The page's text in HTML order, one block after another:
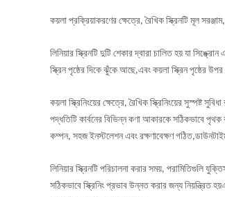
কয়লা প্রক্রিয়াকরণের ক্ষেত্রে, রৈখিক স্ক্রিনটি মূল
লিনিয়ার স্ক্রিনটি দুটি শেকার দ্বারা চালিত হয় যা
স্ক্রিন পৃষ্ঠের দিকে ঝুঁকে আছে,এবং কয়লা স্ক্রিন পৃষ্ঠের
কয়লা স্ক্রিনিংয়ের ক্ষেত্রে, রৈখিক স্ক্রিনিংয়ের সুস্পষ্ট
পদ্ধতিটি কার্বনের বিভিন্ন কণা আকারকে সঠিকভাবে
কম্পন, সহজ ইনস্টলেশন এবং রক্ষণাবেক্ষণ
লিনিয়ার স্ক্রিনটি পরিচালনা করার সময়, পরামিতিগুলি
সঠিকভাবে স্ক্রিনিং প্রভাব উন্নত করার জন্য নিয়ন্ত্রিত